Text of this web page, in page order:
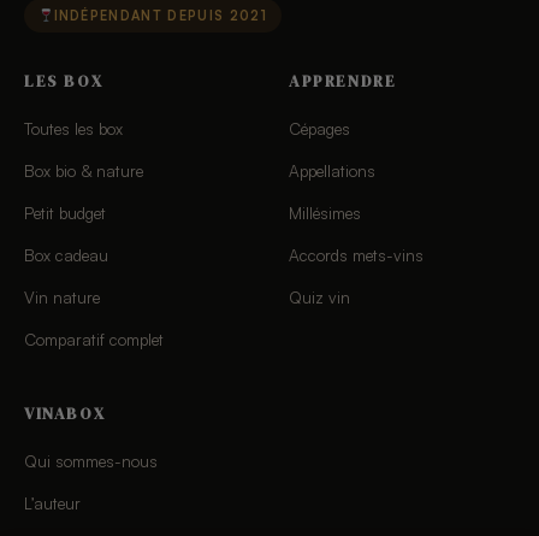
INDÉPENDANT DEPUIS 2021
LES BOX
Toutes les box
Box bio & nature
Petit budget
Box cadeau
Vin nature
Comparatif complet
APPRENDRE
Cépages
Appellations
Millésimes
Accords mets-vins
Quiz vin
VINABOX
Qui sommes-nous
L’auteur